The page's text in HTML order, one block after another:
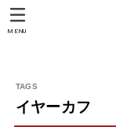
MENU
イヤーカフ